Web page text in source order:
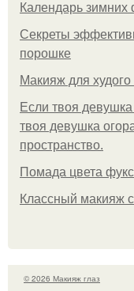
Календарь зимних
Секреты
порошке
Макияж для
Если твоя
твоя девушка
пространство.
Помада цвета
Классный макияж
© 2026 Макияж глаз